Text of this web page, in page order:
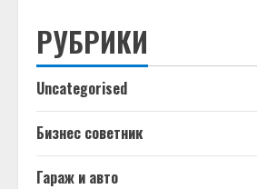
РУБРИКИ
Uncategorised
Бизнес советник
Гараж и авто